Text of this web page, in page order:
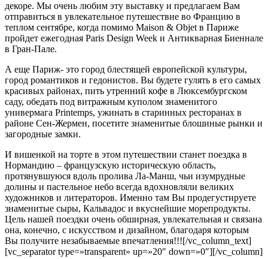
декоре. Мы очень любим эту выставку и предлагаем Вам
отправиться в увлекательное путешествие во Францию в
теплом сентябре, когда помимо Maison & Objet в Париже
пройдет ежегодная Paris Design Week и Антикварная Биеннале
в Гран-Пале.
А еще Париж- это город блестящей европейской культуры,
город романтиков и гедонистов. Вы будете гулять в его самых
красивых районах, пить утренний кофе в Люксембургском
саду, обедать под витражным куполом знаменитого
универмага Printemps, ужинать в старинных ресторанах в
районе Сен-Жермен, посетите знаменитые блошиные рынки и
загородные замки.
И вишенкой на торте в этом путешествии станет поездка в
Нормандию – французскую историческую область,
протянувшуюся вдоль пролива Ла-Манш, чьи изумрудные
долины и пастельное небо всегда вдохновляли великих
художников и литераторов. Именно там Вы продегустируете
знаменитые сыры, Кальвадос и вкуснейшие морепродукты.
Цель нашей поездки очень обширная, увлекательная и связана
она, конечно, с искусством и дизайном, благодаря которым
Вы получите незабываемые впечатления!!![/vc_column_text]
[vc_separator type=»transparent» up=»20″ down=»0″][/vc_column]